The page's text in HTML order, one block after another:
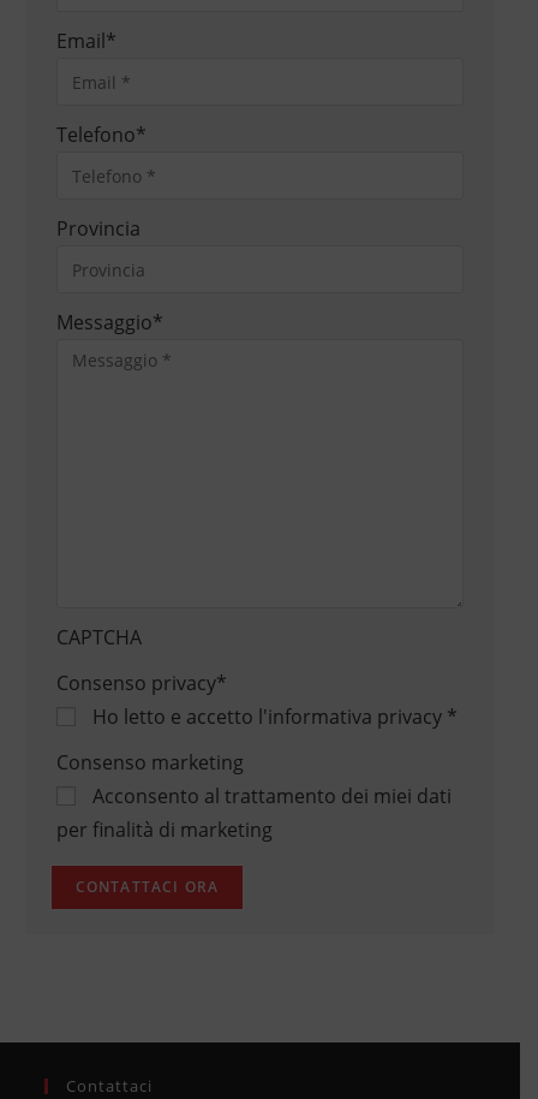
Email*
Telefono*
Provincia
Messaggio*
CAPTCHA
Consenso privacy*
Ho letto e accetto l'informativa privacy*
Consenso marketing
Acconsento al trattamento dei miei dati
per finalità di marketing
Contattaci